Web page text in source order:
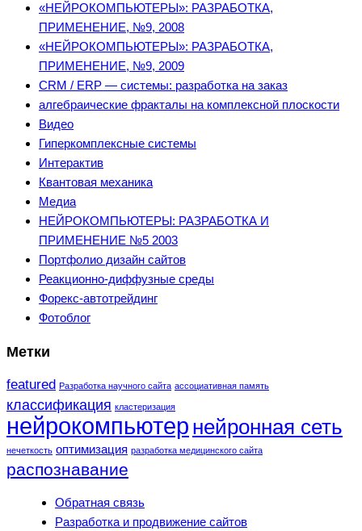
«НЕЙРОКОМПЬЮТЕРЫ»: РАЗРАБОТКА,
ПРИМЕНЕНИЕ, №9, 2008
«НЕЙРОКОМПЬЮТЕРЫ»: РАЗРАБОТКА,
ПРИМЕНЕНИЕ, №9, 2009
CRM / ERP — системы: разработка на заказ
алгебраические фракталы на комплексной плоскости
Видео
Гиперкомплексные системы
Интерактив
Квантовая механика
Медиа
НЕЙРОКОМПЬЮТЕРЫ: РАЗРАБОТКА И
ПРИМЕНЕНИЕ №5 2003
Портфолио дизайн сайтов
Реакционно-диффузные среды
Форекс-автотрейдинг
Фотоблог
Метки
featured Разработка научного сайта ассоциативная память
классификация кластеризация
нейрокомпьютер нейронная сеть
нечеткость оптимизация разработка медицинского сайта
распознавание
Обратная связь
Разработка и продвижение сайтов